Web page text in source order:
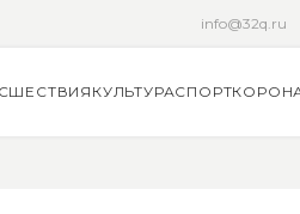
info@32q.ru
КУЛЬТУРАСПОРТ